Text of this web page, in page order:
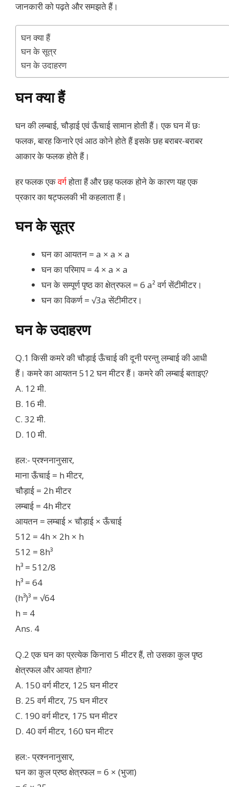
जानकारी को पढ़ते और समझते हैं।
घन क्या हैं
घन के सूत्र
घन के उदाहरण
घन क्या हैं
घन की लम्बाई, चौड़ाई एवं ऊँचाई सामान होती हैं। एक घन में छः
फलक, बारह किनारे एवं आठ कोने होते हैं इसके छह बराबर-बराबर
आकार के फलक होते हैं।
हर फलक एकवर्गहोता हैं और छह फलक होने के कारण यह एक
प्रकार का षट्फलकी भी कहलाता हैं।
घन के सूत्र
घन का आयतन = a × a × a
घन का परिमाप = 4 × a × a
घन के सम्पूर्ण पृष्ठ का क्षेत्रफल = 6 a² वर्ग सेंटीमीटर।
घन का विकर्ण = √3a सेंटीमीटर।
घन के उदाहरण
Q.1 किसी कमरे की चौड़ाई ऊँचाई की दूनी परन्तु लम्बाई की आधी
हैं। कमरे का आयतन 512 घन मीटर हैं। कमरे की लम्बाई बताइए?
A. 12 मी.
B. 16 मी.
C. 32 मी.
D. 10 मी.
हल:- प्रश्ननानुसार,
माना ऊँचाई = h मीटर,
चौड़ाई = 2h मीटर
लम्बाई = 4h मीटर
आयतन = लम्बाई × चौड़ाई × ऊँचाई
512 = 4h × 2h × h
512 = 8h³
h³ = 512/8
h³ = 64
(h³)³ = √64
h = 4
Ans. 4
Q.2 एक घन का प्रत्येक किनारा 5 मीटर हैं, तो उसका कुल पृष्ठ
क्षेत्रफल और आयत होगा?
A. 150 वर्ग मीटर, 125 घन मीटर
B. 25 वर्ग मीटर, 75 घन मीटर
C. 190 वर्ग मीटर, 175 घन मीटर
D. 40 वर्ग मीटर, 160 घन मीटर
हल:- प्रश्ननानुसार,
घन का कुल प्रष्ठ क्षेत्रफल = 6 × (भुजा)